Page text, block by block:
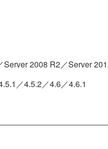
2008 R2／Server
／4.5.2／4.6／4.6.1